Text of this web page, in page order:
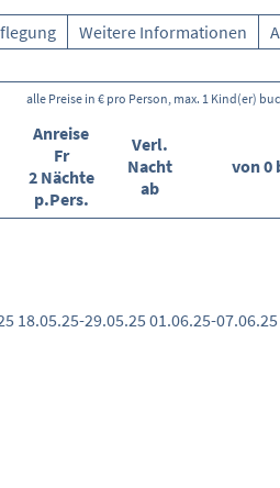
Weitere Informationen
alle Preise in € pro Person, max. 1 Kind(er)
Anreise
Fr
2 Nächte
p.Pers.
Verl.
Nacht
ab
von 0
18.05.25-29.05.25 01.06.25-07.06.25